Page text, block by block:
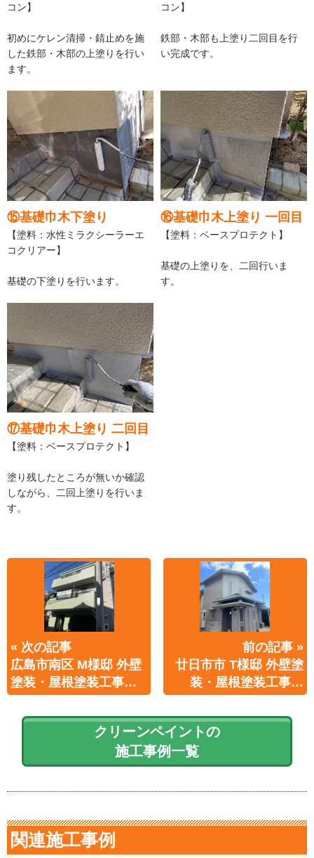
コン】
初めにケレン清掃・錆止めを施
した鉄部・木部の上塗りを行い
ます。
コン】
鉄部・木部も上塗り二回目を行
い完成です。
⑮基礎巾木下塗り
【塗料：水性ミラクシーラーエ
コクリアー】
基礎の下塗りを行います。
⑯基礎巾木上塗り 一回目
【塗料：ベースプロテクト】
基礎の上塗りを、二回行いま
す。
⑰基礎巾木上塗り 二回目
【塗料：ベースプロテクト】
塗り残したところが無いか確認
しながら、二回上塗りを行いま
す。
« 次の記事
広島市南区 M様邸 外壁
塗装・屋根塗装工事…
前の記事 »
廿日市市 T様邸 外壁塗
装・屋根塗装工事…
クリーンペイントの
施工事例一覧
関連施工事例